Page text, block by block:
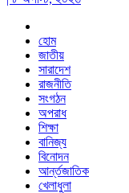
হোম
জাতীয়
সারাদেশ
রাজনীতি
সংগঠন
অপরাধ
শিক্ষা
বানিজ্য
বিনোদন
আর্ন্তজাতিক
খেলাধুলা